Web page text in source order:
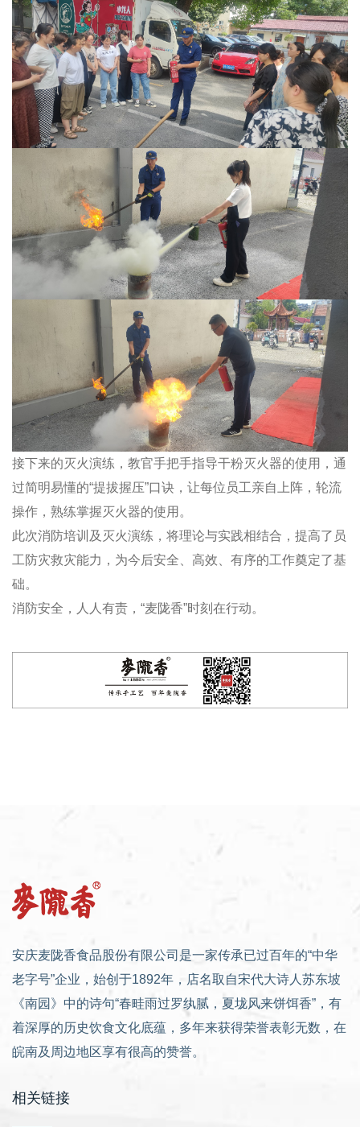
接下来的灭火演练，教官手把手指导干粉灭火器的使用，通
过简明易懂的“提拔握压”口诀，让每位员工亲自上阵，轮流
操作，熟练掌握灭火器的使用。
此次消防培训及灭火演练，将理论与实践相结合，提高了员
工防灾救灾能力，为今后安全、高效、有序的工作奠定了基
础。
消防安全，人人有责，“麦陇香”时刻在行动。
安庆麦陇香食品股份有限公司是一家传承已过百年的“中华
老字号”企业，始创于1892年，店名取自宋代大诗人苏东坡
《南园》中的诗句“春畦雨过罗纨腻，夏垅风来饼饵香”，有
着深厚的历史饮食文化底蕴，多年来获得荣誉表彰无数，在
皖南及周边地区享有很高的赞誉。
相关链接